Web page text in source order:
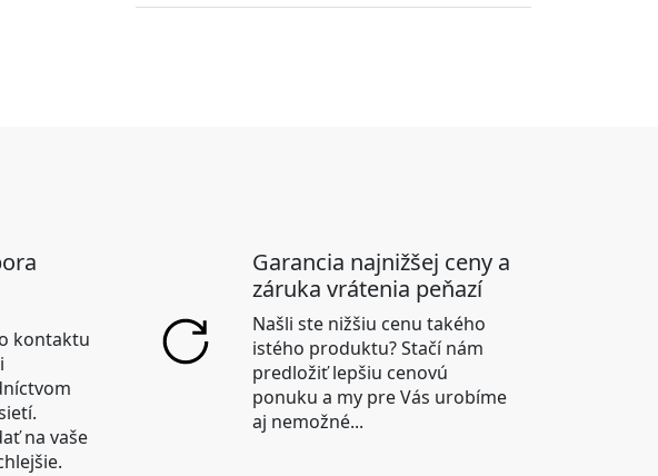
kontaktu
na vaše
Garancia najnižšej ceny a
záruka vrátenia peňazí
Našli ste nižšiu cenu takého
istého produktu? Stačí nám
predložiť lepšiu cenovú
ponuku a my pre Vás urobíme
aj nemožné...